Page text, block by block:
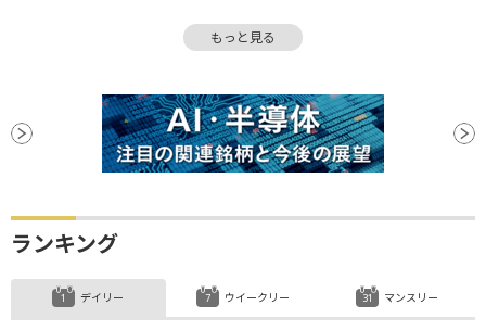
もっと見る
ランキング
デイリー ウイークリー マンスリー